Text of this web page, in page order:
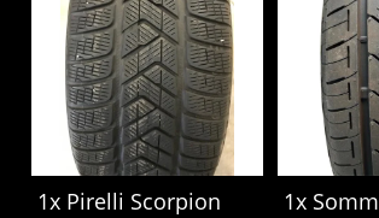
1x Pirelli Scorpion
1x